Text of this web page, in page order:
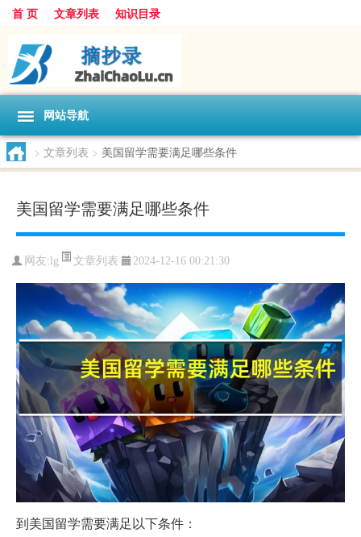
首 页 文章列表 知识目录
网站导航
> 文章列表 > 美国留学需要满足哪些条件
美国留学需要满足哪些条件
网友: lg 文章列表 2024-12-16 00:21:30
到美国留学需要满足以下条件：